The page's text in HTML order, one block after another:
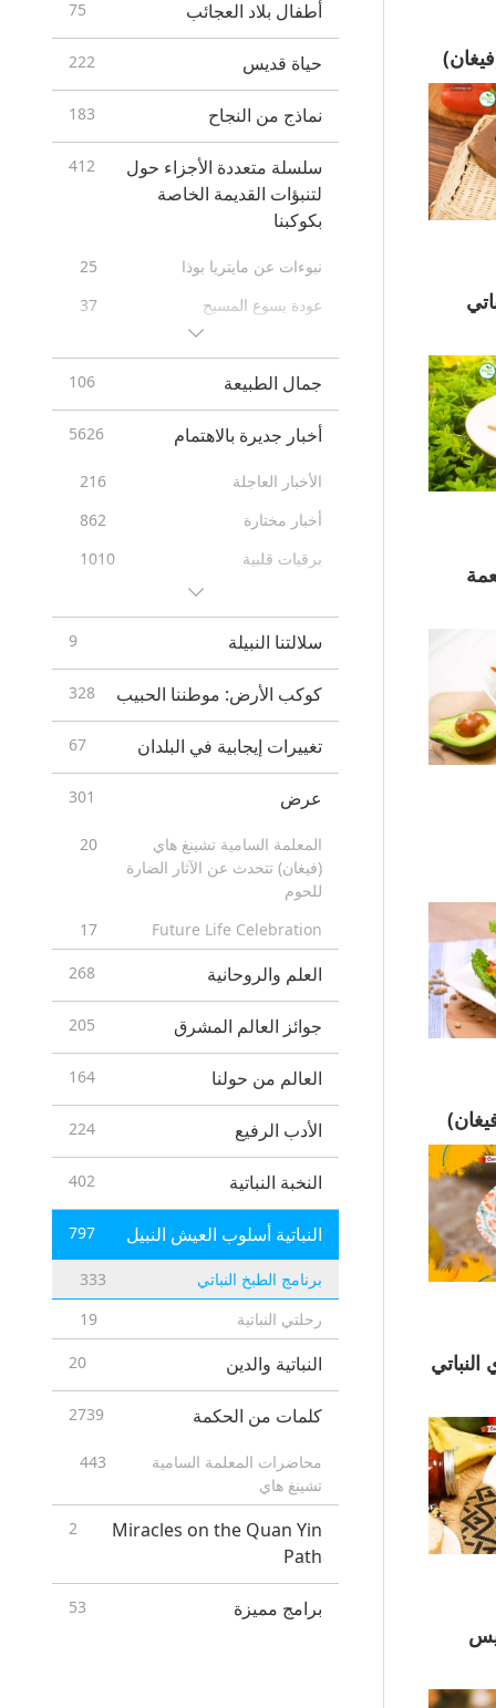
أطفال بلاد العجائب 75
حياة قديس 222
نماذج من النجاح 183
سلسلة متعددة الأجزاء حول
لتنبؤات القديمة الخاصة
بكوكبنا
412
نبوءات عن مايتريا بوذا
25
عودة يسوع المسيح
37
Prophecies of the End Times
26
New Age
جمال الطبيعة 106
أخبار جديرة بالاهتمام 5626
الأخبار العاجلة
216
أخبار مختارة
862
برقيات قلبية
1010
سلالتنا النبيلة 9
كوكب الأرض: موطننا الحبيب 328
تغييرات إيجابية في البلدان 67
عرض 301
المعلمة السامية تشينغ هاي
(فيغان) تتحدث عن الآثار الضارة
للحوم
20
Future Life Celebration
17
العلم والروحانية 268
جوائز العالم المشرق 205
العالم من حولنا 164
الأدب الرفيع 224
النخبة النباتية 402
النباتية أسلوب العيش النبيل 797
برنامج الطبخ النباتي
333
رحلتي النباتية
19
النباتية والدين 20
كلمات من الحكمة 2739
محاضرات المعلمة السامية
تشينغ هاي
443
Miracles on the Quan Yin
Path
2
برامج مميزة 53
النباتي
وآيس